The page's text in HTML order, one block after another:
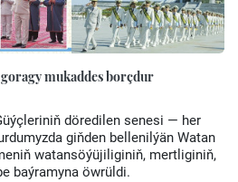
mukaddes borçdur
döredilen senesi — her
giňden bellenilýän Watan
watansöýüjiliginiň, mertliginiň,
baýramyna öwrüldi.